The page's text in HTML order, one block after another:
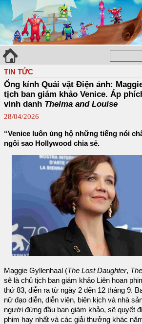
TIN TỨC
Ống kính Quái vật Điện ảnh:
tịch ban giám khảo Venice. Áp
vinh danh Thelma and Louise
28/04/2026
“Venice luôn ủng hộ những tiếng nói
ngôi sao Hollywood chia sẻ.
Maggie Gyllenhaal (The Lost Daughter,
sẽ là chủ tịch ban giám khảo Liên hoan
thứ 83, diễn ra từ ngày 2 đến 12 tháng 9.
nữ đạo diễn, diễn viên, biên kịch và nhà
người đứng đầu ban giám khảo, sẽ quyết
phim hay nhất và các giải thưởng khác